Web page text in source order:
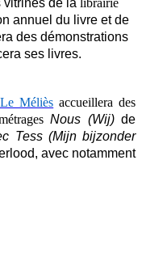
annuel du livre et de
des démonstrations
ses livres.
Méliès accueillera des
Nous (Wij) de
Tess (Mijn bijzonder
avec notamment